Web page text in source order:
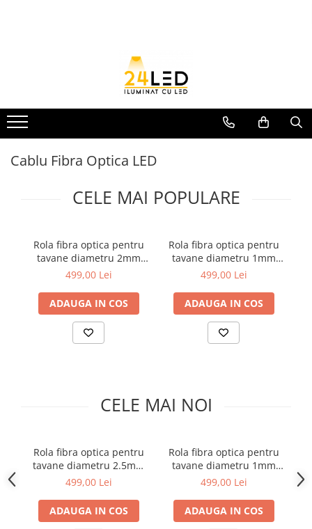
Banda Led COB
Banda LED 24V
Furtun Luminos
Accesorii banda led
Conectori banda led
Controler Banda LED
Corp iluminat LED
Lampi Suspendate
Cablu Fibra Optica LED
CELE MAI POPULARE
Rola fibra optica pentru
tavane diametru 2mm
rola 350m
499,00 Lei
ADAUGA IN COS
Rola fibra optica pentru
tavane diametru 1mm
1500m
499,00 Lei
ADAUGA IN COS
CELE MAI NOI
Rola fibra optica pentru
tavane diametru 2.5mm
rola 250m
499,00 Lei
ADAUGA IN COS
Rola fibra optica pentru
tavane diametru 1mm
1500m
499,00 Lei
ADAUGA IN COS